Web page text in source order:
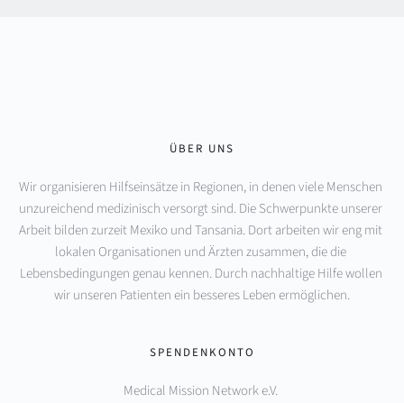
ÜBER UNS
Wir organisieren Hilfseinsätze in Regionen, in denen viele Menschen
unzureichend medizinisch versorgt sind. Die Schwerpunkte unserer
Arbeit bilden zurzeit Mexiko und Tansania. Dort arbeiten wir eng mit
lokalen Organisationen und Ärzten zusammen, die die
Lebensbedingungen genau kennen. Durch nachhaltige Hilfe wollen
wir unseren Patienten ein besseres Leben ermöglichen.
SPENDENKONTO
Medical Mission Network e.V.